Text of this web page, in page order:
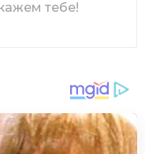
тебе!